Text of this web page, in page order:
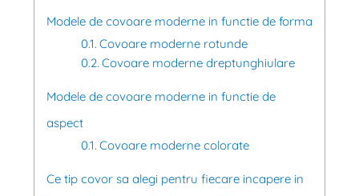
Modele de covoare moderne in functie de forma
Covoare moderne rotunde
Covoare moderne dreptunghiulare
Modele de covoare moderne in functie de
aspect
Covoare moderne colorate
Ce tip covor sa alegi pentru fiecare incapere in